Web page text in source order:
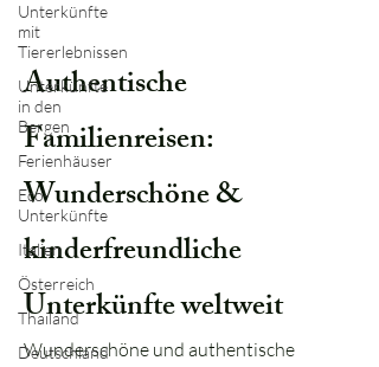
Unterkünfte
mit
Tiererlebnissen
Unterkünfte
in den
Bergen
Ferienhäuser
Eco-
Unterkünfte
Italien
Österreich
Thailand
Deutschland
Authentische
Familienreisen:
Wunderschöne &
kinderfreundliche
Unterkünfte weltweit
Wunderschöne und authentische